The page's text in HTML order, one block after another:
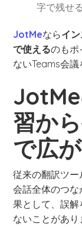
字で残せ
JotMeならイ
で使えるのもポ
ないTeams会議
習か
で広
従来の翻訳ツー
会話全体のつ
果として、誤
ないことがあり